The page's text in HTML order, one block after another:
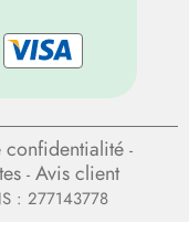
confidentialité -
- Avis client
: 277143778